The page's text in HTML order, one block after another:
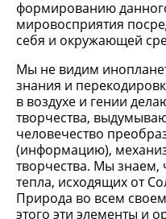
формированию
мировосприятия
себя и окружающей
Мы не видим
знания и
в воздухе и гении
творчества,
человечество
(информацию),
творчества. Мы знаем,
тепла, исходящих от
Природа во всем
этого эти элементы и